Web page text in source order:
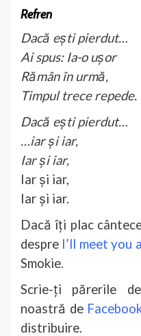
Refren
Dacă ești pierdut…
Ai spus: Ia-o ușor
Rămân în urmă,
Timpul trece repede.
Dacă ești pierdut…
…iar și iar,
Iar și iar,
Iar și iar,
Iar și iar.
Dacă îți plac
despre I’ll meet you
Smokie.
Scrie-ți părerile
noastră de
distribuire.